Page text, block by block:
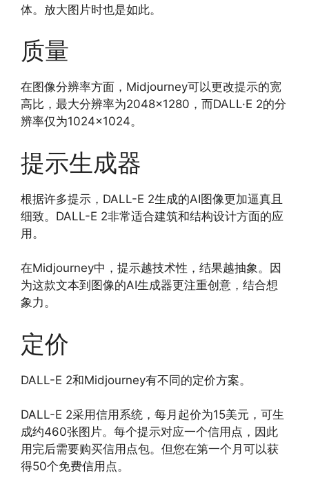
体。放大图片时也是如此。
质量
在图像分辨率方面，Midjourney可以更改提示的宽
高比，最大分辨率为2048×1280，而DALL·E 2的分
辨率仅为1024×1024。
提示生成器
根据许多提示，DALL-E 2生成的AI图像更加逼真且
细致。DALL-E 2非常适合建筑和结构设计方面的应
用。
在Midjourney中，提示越技术性，结果越抽象。因
为这款文本到图像的AI生成器更注重创意，结合想
象力。
定价
DALL-E 2和Midjourney有不同的定价方案。
DALL-E 2采用信用系统，每月起价为15美元，可生
成约460张图片。每个提示对应一个信用点，因此
用完后需要购买信用点包。但您在第一个月可以获
得50个免费信用点。